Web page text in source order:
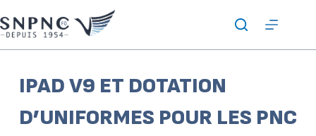
IPAD V9 ET DOTATION
D’UNIFORMES POUR LES PNC